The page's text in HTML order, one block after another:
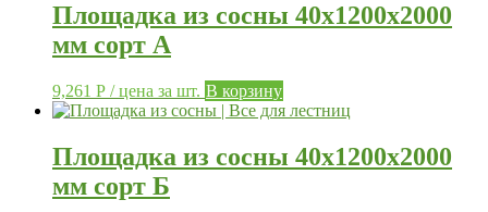
Площадка из сосны 40х1200х2000
мм сорт А
9,261 Р / цена за шт. В корзину
Площадка из сосны 40х1200х2000
мм сорт Б